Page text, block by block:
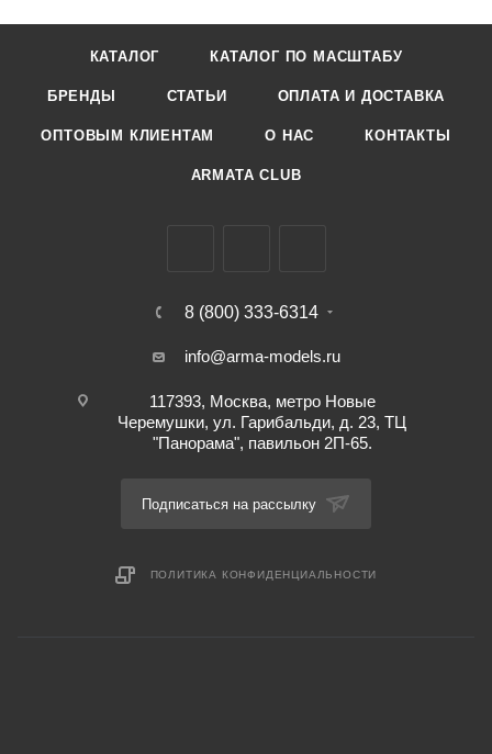
КАТАЛОГ КАТАЛОГ ПО МАСШТАБУ
БРЕНДЫ СТАТЬИ ОПЛАТА И ДОСТАВКА
ОПТОВЫМ КЛИЕНТАМ О НАС КОНТАКТЫ
ARMATA CLUB
8 (800) 333-6314
info@arma-models.ru
117393, Москва, метро Новые
Черемушки, ул. Гарибальди, д. 23, ТЦ
"Панорама", павильон 2П-65.
Подписаться на рассылку
ПОЛИТИКА КОНФИДЕНЦИАЛЬНОСТИ